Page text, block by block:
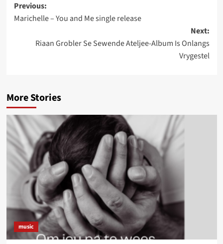
Post
navigation
Previous:
Marichelle – You and Me single release
Next:
Riaan Grobler Se Sewende Ateljee-Album Is Onlangs
Vrygestel
More Stories
music